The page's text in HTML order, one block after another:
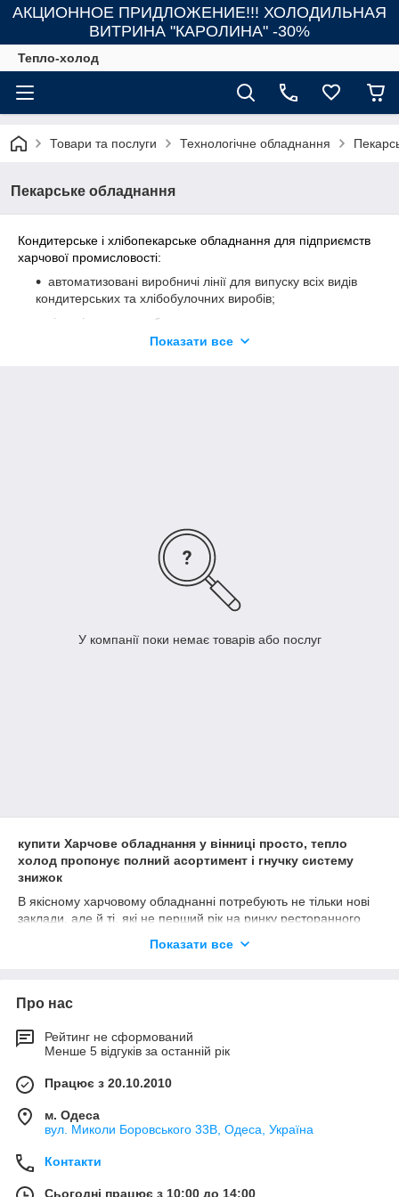
АКЦИОННОЕ ПРИДЛОЖЕНИЕ!!! ХОЛОДИЛЬНАЯ
ВИТРИНА "КАРОЛИНА" -30%
Тепло-холод
Товари та послуги Технологічне обладнання
Пекарське обладнання
Кондитерське і хлібопекарське обладнання для підприємств
харчової промисловості:
автоматизовані виробничі лінії для випуску всіх видів
кондитерських та хлібобулочних виробів;
тістодільники для будь-якого виду тесту;
тісторозкатувальні машини різної конфігурації;
Показати все
У компанії поки немає товарів або послуг
купити Харчове обладнання у вінниці просто, тепло
холод пропонує полний асортимент і гнучку систему
знижок
В якісному харчовому обладнанні потребують не тільки нові
заклади, але й ті, які не перший рік на ринку ресторанного
більш ефективні моделі, здатні заощадити час співробітників
оборудование, необходимо учитывать ряд факторов,
включающих в себя формат заведения, вместительность,
размер кухни, наличие цехов и их площадь, количество
сотрудников кухни и так далее.
Если у Вас нет опыта ведения ресторанного бизнеса,
телефонам:
безперебійного процесу роботи і спрощення процесів
приготування продуктів і блюд. Інвестуючи в хороше харчове
обладнання, Ви в результаті отримаєте високу ефективність
Показати все
Про нас
Рейтинг не сформований
Менше 5 відгуків за останній рік
Працює з 20.10.2010
м. Одеса
вул. Миколи Боровського 33В, Одеса, Україна
Контакти
Сьогодні працює з 10:00 до 14:00